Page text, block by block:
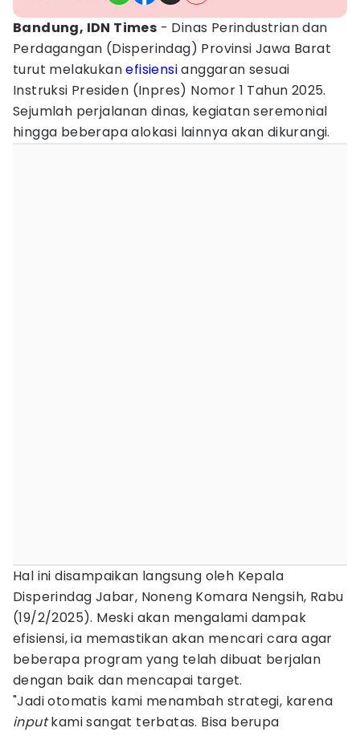
Bandung, IDN Times - Dinas Perindustrian dan
Perdagangan (Disperindag) Provinsi Jawa Barat
turut melakukanefisiensianggaran sesuai
Instruksi Presiden (Inpres) Nomor 1 Tahun 2025.
Sejumlah perjalanan dinas, kegiatan seremonial
hingga beberapa alokasi lainnya akan dikurangi.
Hal ini disampaikan langsung oleh Kepala
Disperindag Jabar, Noneng Komara Nengsih, Rabu
(19/2/2025). Meski akan mengalami dampak
efisiensi, ia memastikan akan mencari cara agar
beberapa program yang telah dibuat berjalan
dengan baik dan mencapai target.
"Jadi otomatis kami menambah strategi, karena
inputkami sangat terbatas. Bisa berupa